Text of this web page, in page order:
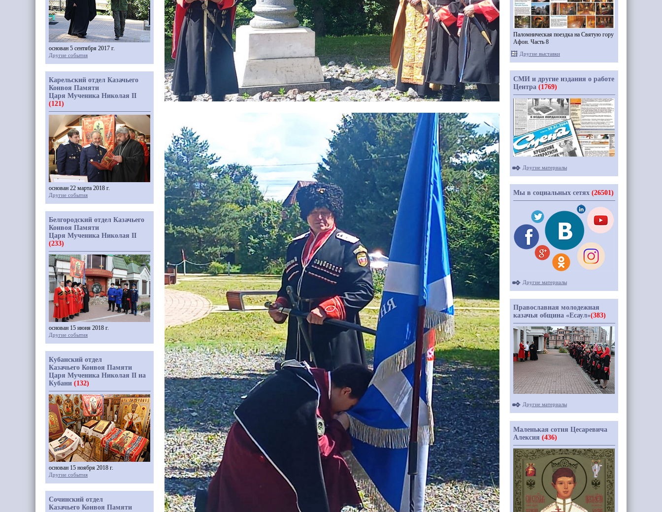
основан 5 сентября 2017 г.
Другие события
Карельский отдел Казачьего
Конвоя Памяти
Царя Мученика Николая II
(121)
основан 22 марта 2018 г.
Другие события
Белгородский отдел Казачьего
Конвоя Памяти
Царя Мученика Николая II
(233)
основан 15 июня 2018 г.
Другие события
Кубанский отдел
Казачьего Конвоя Памяти
Царя Мученика Николая II на
Кубани (132)
основан 15 ноября 2018 г.
Другие события
Сочинский отдел
Казачьего Конвоя Памяти
Паломническая поездка на Святую гору
Афон. Часть 8
Другие выставки
СМИ и другие издания о работе
Центра (1769)
Другие материалы
Мы в социальных сетях (26501)
Другие материалы
Православная молодежная
казачья община «Есаул»(383)
Другие материалы
Маленькая сотня Цесаревича
Алексия (436)